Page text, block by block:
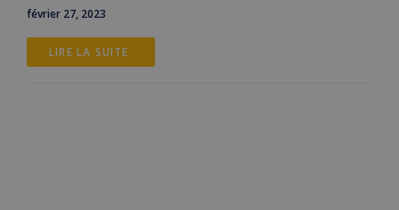
février 27, 2023
LIRE LA SUITE